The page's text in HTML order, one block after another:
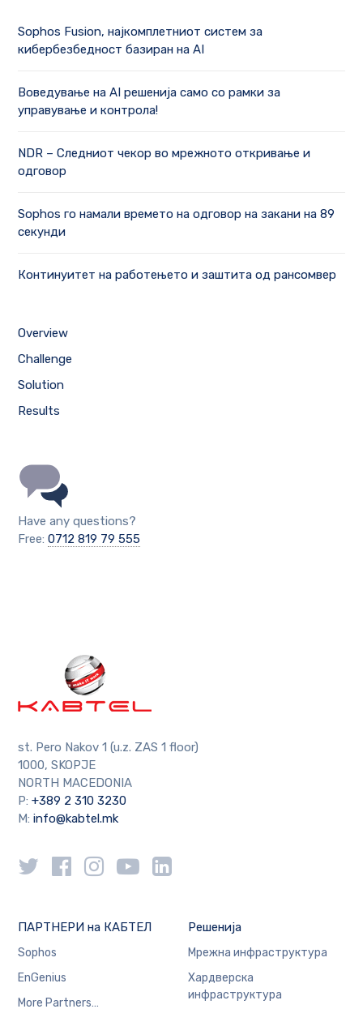
Sophos Fusion, најкомплетниот систем за
кибербезбедност базиран на AI
Воведување на AI решенија само со рамки за
управување и контрола!
NDR – Следниот чекор во мрежното откривање и
одговор
Sophos го намали времето на одговор на закани на 89
секунди
Континуитет на работењето и заштита од рансомвер
Overview
Challenge
Solution
Results
Have any questions?
Free:0712 819 79 555
st. Pero Nakov 1 (u.z. ZAS 1 floor)
1000, SKOPJE
NORTH MACEDONIA
P: +389 2 310 3230
M:info@kabtel.mk
ПАРТНЕРИ на КАБТЕЛ
Sophos
EnGenius
More Partners…
Решенија
Мрежна инфраструктура
Хардверска
инфраструктура